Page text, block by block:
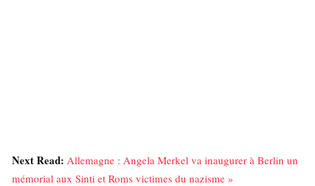
Next Read: Allemagne : Angela Merkel va inaugurer à Berlin un
mémorial aux Sinti et Roms victimes du nazisme »